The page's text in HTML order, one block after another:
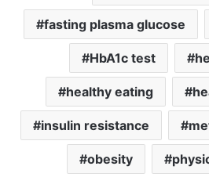
fasting plasma glucose
HbA1c test
healthy eating
insulin resistance
obesity